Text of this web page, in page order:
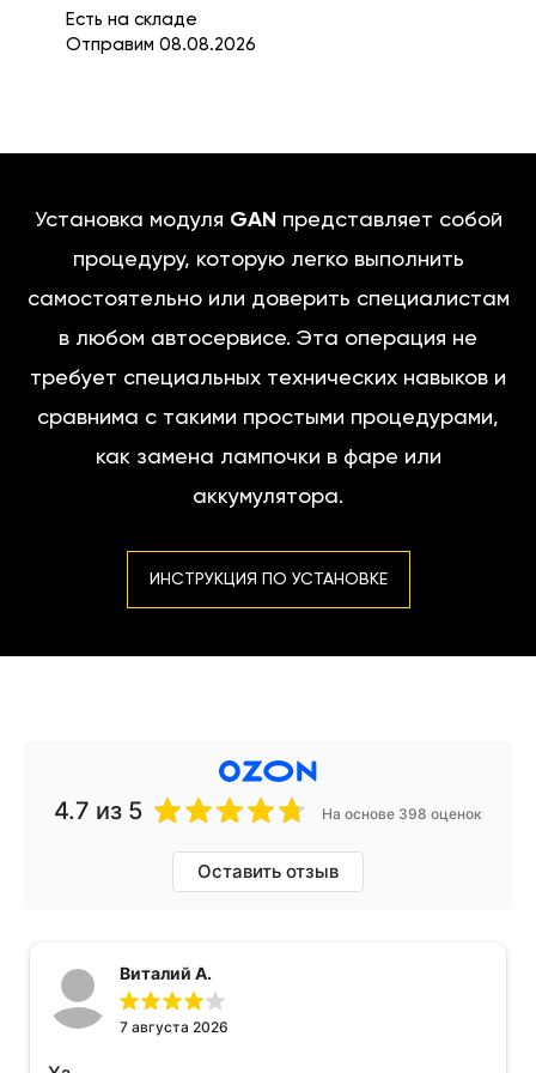
Есть на складе
Отправим 08.08.2026
Установка модуля GAN представляет собой
процедуру, которую легко выполнить
самостоятельно или доверить специалистам
в любом автосервисе. Эта операция не
требует специальных технических навыков и
сравнима с такими простыми процедурами,
как замена лампочки в фаре или
аккумулятора.
ИНСТРУКЦИЯ ПО УСТАНОВКЕ
4.7 из 5 На основе 398 оценок
Оставить отзыв
Виталий А.
7 августа 2026